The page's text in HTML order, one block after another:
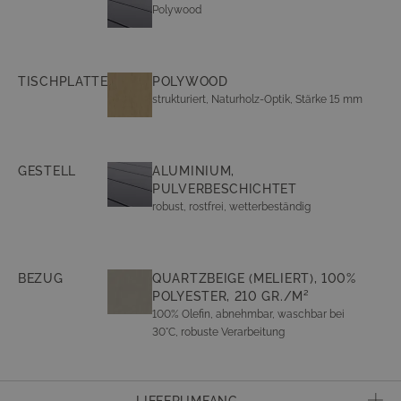
Mit einem Gesamtgewicht von ca. 120 kg bietet das
herausragende Stabilität, unterstützt durch ein robustes,
eine Traglast von bis zu 110 kg pro Sitzplatz, sodass Sie und Ihre Gäste
jederzeit höchsten Komfort und Sicherheit genießen können.
nicht nur durch seine elegante Optik besticht, sondern auch durch seine
Langlebigkeit und Funktionalität. Genießen Sie unvergessliche Momente
in einem Ambiente, das Stil, Komfort und Beständigkeit vereint.
Polywood
TISCHPLATTE POLYWOOD
strukturiert, Naturholz-Optik, Stärke 15 mm
GESTELL
ALUMINIUM,
PULVERBESCHICHTET
robust, rostfrei, wetterbeständig
BEZUG
QUARTZBEIGE (MELIERT), 100%
POLYESTER, 210 GR./M²
100% Olefin, abnehmbar, waschbar bei
30°C, robuste Verarbeitung